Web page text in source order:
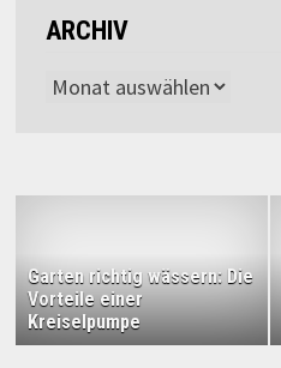
ARCHIV
Archiv
Garten richtig wässern: Die
Vorteile einer
Kreiselpumpe